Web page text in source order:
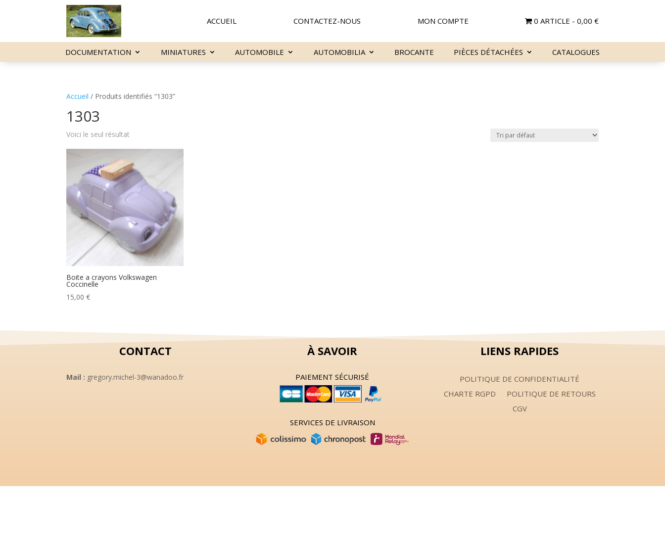
ACCUEIL CONTACTEZ-NOUS MON COMPTE 0 ARTICLE 0,00 €
DOCUMENTATION MINIATURES AUTOMOBILE AUTOMOBILIA BROCANTE PIÈCES DÉTACHÉES CATALOGUES
Accueil / Produits identifiés “1303”
1303
Voici le seul résultat
Boite a crayons Volkswagen
Coccinelle
15,00€
CONTACT
Mail : gregory.michel-3@wanadoo.fr
À SAVOIR
PAIEMENT SÉCURISÉ
SERVICES DE LIVRAISON
LIENS RAPIDES
POLITIQUE DE CONFIDENTIALITÉ
CHARTE RGPD
POLITIQUE DE RETOURS
CGV